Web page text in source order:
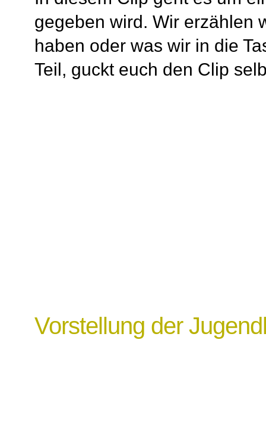
gegeben wird. Wir erzählen
haben oder was wir in die
Teil, guckt euch den Clip
Vorstellung der